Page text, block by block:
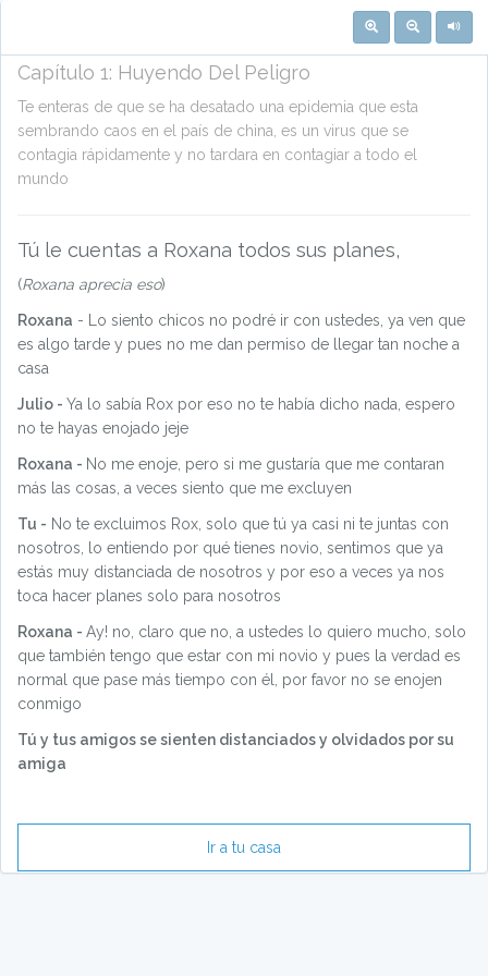
Capítulo 1: Huyendo Del Peligro
Te enteras de que se ha desatado una epidemia que esta
sembrando caos en el país de china, es un virus que se
contagia rápidamente y no tardara en contagiar a todo el
mundo
Tú le cuentas a Roxana todos sus planes,
(Roxana aprecia eso)
Roxana - Lo siento chicos no podré ir con ustedes, ya ven que
es algo tarde y pues no me dan permiso de llegar tan noche a
casa
Julio - Ya lo sabía Rox por eso no te había dicho nada, espero
no te hayas enojado jeje
Roxana - No me enoje, pero si me gustaría que me contaran
más las cosas, a veces siento que me excluyen
Tu - No te excluimos Rox, solo que tú ya casi ni te juntas con
nosotros, lo entiendo por qué tienes novio, sentimos que ya
estás muy distanciada de nosotros y por eso a veces ya nos
toca hacer planes solo para nosotros
Roxana - Ay! no, claro que no, a ustedes lo quiero mucho, solo
que también tengo que estar con mi novio y pues la verdad es
normal que pase más tiempo con él, por favor no se enojen
conmigo
Tú y tus amigos se sienten distanciados y olvidados por su
amiga
Ir a tu casa